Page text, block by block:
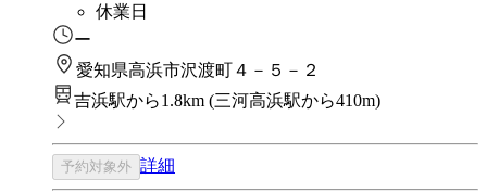
休業日
ー
愛知県高浜市沢渡町４－５－２
吉浜駅から1.8km (三河高浜駅から410m)
予約対象外 詳細